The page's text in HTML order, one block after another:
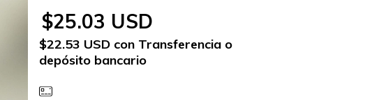
$25.03 USD
$22.53 USD con Transferencia o
depósito bancario